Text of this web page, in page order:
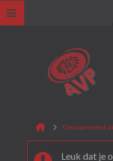
Geavanceerd
Leuk dat je